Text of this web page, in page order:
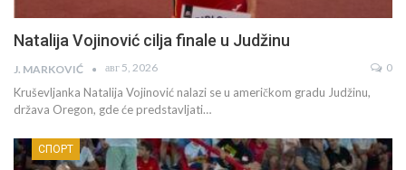
Natalija Vojinović cilja finale u Judžinu
J. MARKOVIĆ авг 5, 2026 0
Kruševljanka Natalija Vojinović nalazi se u američkom gradu Judžinu,
država Oregon, gde će predstavljati…
СПОРТ